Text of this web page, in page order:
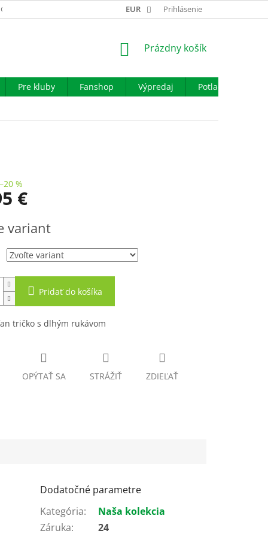
GARANCIA VÝMENY TOVARU REKLAMAČNÝ PORIADOK
EUR Prihlásenie
NÁKUPNÝ
Prázdny košík
Pre kluby Fanshop Výpredaj Potlač
–20 %
€
variant
Pridať do košíka
tričko s dlhým rukávom
OPÝTAŤ SA STRÁŽIŤ ZDIEĽAŤ
Dodatočné parametre
Kategória:
Naša kolekcia
Záruka:
24